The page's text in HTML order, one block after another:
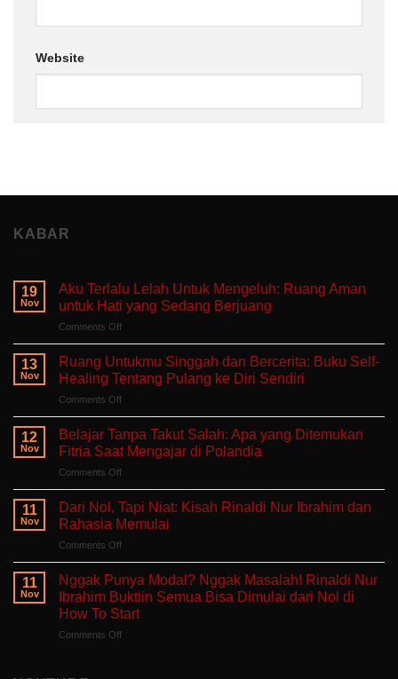
Website
KABAR
19
Nov
Aku Terlalu Lelah Untuk Mengeluh: Ruang Aman
untuk Hati yang Sedang Berjuang
Comments Offon
Terlalu
Untuk
Mengeluh:
Ruang
Aman
untuk
Sedang
Berjuang
13
Nov
Ruang Untukmu Singgah dan Bercerita: Buku Self-
Healing Tentang Pulang ke Diri Sendiri
Comments Offon
Untukmu
Singgah
dan
Bercerita:
Buku
Self-
Healing
ke
Diri
Sendiri
12
Nov
Belajar Tanpa Takut Salah: Apa yang Ditemukan
Fitria Saat Mengajar di Polandia
Comments Offon
Tanpa
Takut
Salah:
Apa
yang
Ditemukan
Fitria
Saat
Mengajar
di
11
Nov
Dari Nol, Tapi Niat: Kisah Rinaldi Nur Ibrahim dan
Rahasia Memulai
Comments Offon
Tapi
Niat:
Kisah
Rinaldi
11
Nov
Nggak Punya Modal? Nggak Masalah! Rinaldi Nur
Ibrahim Buktiin Semua Bisa Dimulai dari Nol di
How To Start
Comments Offon